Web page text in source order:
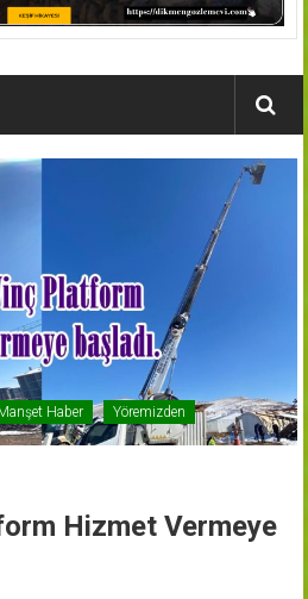
Haber Yöremizden
Hizmet Vermeye